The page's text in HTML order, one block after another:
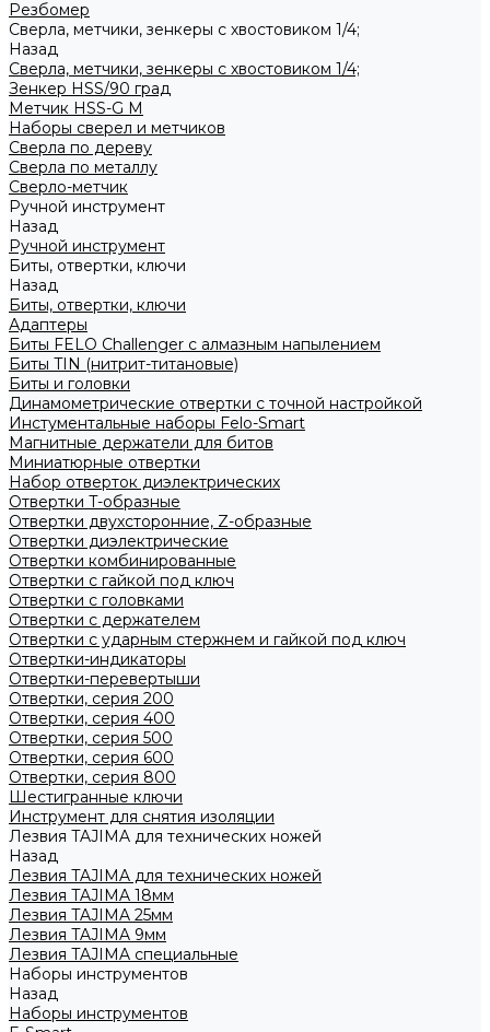
Резбомер
Сверла, метчики, зенкеры с хвостовиком 1/4;
Назад
Сверла, метчики, зенкеры с хвостовиком 1/4;
Зенкер HSS/90 град
Метчик HSS-G М
Наборы сверел и метчиков
Сверла по дереву
Сверла по металлу
Сверло-метчик
Ручной инструмент
Назад
Ручной инструмент
Биты, отвертки, ключи
Назад
Биты, отвертки, ключи
Адаптеры
Биты FELO Challenger с алмазным напылением
Биты TIN (нитрит-титановые)
Биты и головки
Динамометрические отвертки с точной настройкой
Инстументальные наборы Felo-Smart
Магнитные держатели для битов
Миниатюрные отвертки
Набор отверток диэлектрических
Отвертки T-образные
Отвертки двухсторонние, Z-образные
Отвертки диэлектрические
Отвертки комбинированные
Отвертки с гайкой под ключ
Отвертки с головками
Отвертки с держателем
Отвертки с ударным стержнем и гайкой под ключ
Отвертки-индикаторы
Отвертки-перевертыши
Отвертки, серия 200
Отвертки, серия 400
Отвертки, серия 500
Отвертки, серия 600
Отвертки, серия 800
Шестигранные ключи
Инструмент для снятия изоляции
Лезвия TAJIMA для технических ножей
Назад
Лезвия TAJIMA для технических ножей
Лезвия TAJIMA 18мм
Лезвия TAJIMA 25мм
Лезвия TAJIMA 9мм
Лезвия TAJIMA специальные
Наборы инструментов
Назад
Наборы инструментов